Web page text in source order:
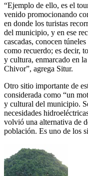
“Ejemplo de ello, es el
venido promocionando
en donde los turistas
del municipio, y en ese
cascadas, conocen
como recuerdo; es decir,
y cultura, enmarcado en
Chivor”, agrega Situr.
Otro sitio importante de
considerada como “un
y cultural del municipio.
necesidades
volvió una alternativa de
población. Es uno de los